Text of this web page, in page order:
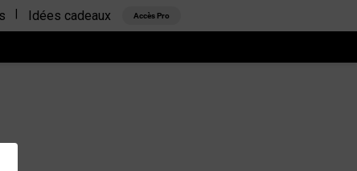
Idées cadeaux Accès Pro